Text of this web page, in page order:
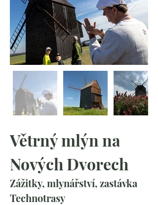
Větrný mlýn na
Nových Dvorech
Zážitky, mlynářství, zastávka
Technotrasy